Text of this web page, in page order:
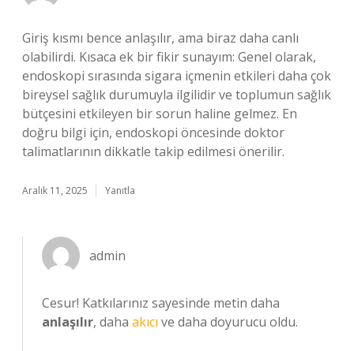
Giriş kısmı bence anlaşılır, ama biraz daha canlı
olabilirdi. Kısaca ek bir fikir sunayım: Genel olarak,
endoskopi sırasında sigara içmenin etkileri daha çok
bireysel sağlık durumuyla ilgilidir ve toplumun sağlık
bütçesini etkileyen bir sorun haline gelmez. En
doğru bilgi için, endoskopi öncesinde doktor
talimatlarının dikkatle takip edilmesi önerilir.
Aralık 11, 2025 Yanıtla
admin
Cesur! Katkılarınız sayesinde metin daha
anlaşılır, daha akıcı ve daha doyurucu oldu.